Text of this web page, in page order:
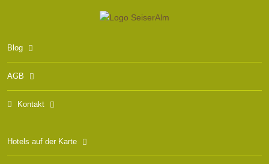
Blog
AGB
Kontakt
Hotels auf der Karte